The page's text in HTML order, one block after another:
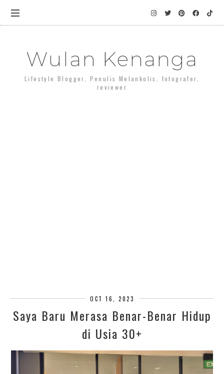
Wulan Kenanga
Lifestyle Blogger, Penulis Melankolis, fotografer,
reviewer
OCT 16, 2023
Saya Baru Merasa Benar-Benar Hidup
di Usia 30+